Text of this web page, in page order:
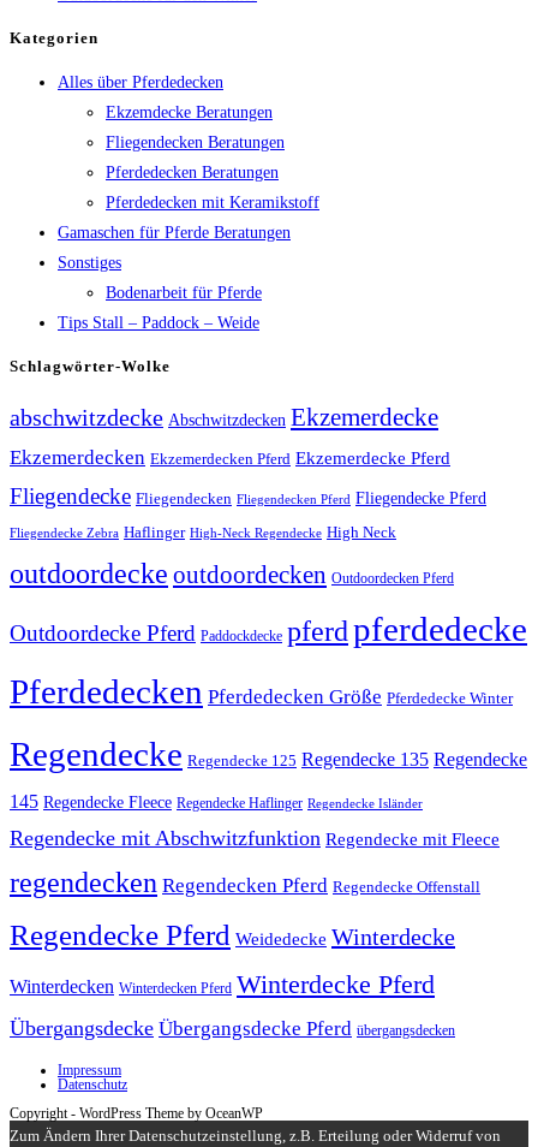
Kategorien
Alles über Pferdedecken
Ekzemdecke Beratungen
Fliegendecken Beratungen
Pferdedecken Beratungen
Pferdedecken mit Keramikstoff
Gamaschen für Pferde Beratungen
Sonstiges
Bodenarbeit für Pferde
Tips Stall – Paddock – Weide
Schlagwörter-Wolke
abschwitzdecke Abschwitzdecken Ekzemerdecke
Ekzemerdecken Ekzemerdecken Pferd Ekzemerdecke Pferd
Fliegendecke Fliegendecken Fliegendecken Pferd Fliegendecke Pferd
Fliegendecke Zebra Haflinger High-Neck Regendecke High Neck
outdoordecke outdoordecken Outdoordecken Pferd
Outdoordecke Pferd Paddockdecke pferdpferdedecke
Pferdedecken Pferdedecken Größe Pferdedecke Winter
Regendecke Regendecke 125 Regendecke 135 Regendecke
145 Regendecke Fleece Regendecke Haflinger Regendecke Isländer
Regendecke mit Abschwitzfunktion Regendecke mit Fleece
regendecken Regendecken Pferd Regendecke Offenstall
Regendecke Pferd Weidedecke Winterdecke
Winterdecken Winterdecken Pferd Winterdecke Pferd
Übergangsdecke Übergangsdecke Pferd übergangsdecken
Impressum
Datenschutz
Copyright - WordPress Theme by OceanWP
Zum Ändern Ihrer Datenschutzeinstellung, z.B. Erteilung oder Widerruf von